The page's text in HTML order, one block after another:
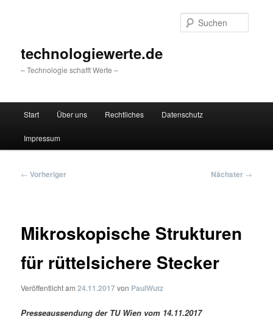
technologiewerte.de
– Technologie schafft Werte –
Start Über uns Rechtliches Datenschutz
Impressum
Beitragsnavigation
← Vorheriger Nächster →
Mikroskopische Strukturen
für rüttelsichere Stecker
Veröffentlicht am24.11.2017von PaulWutz
Presseaussendung der TU Wien vom 14.11.2017